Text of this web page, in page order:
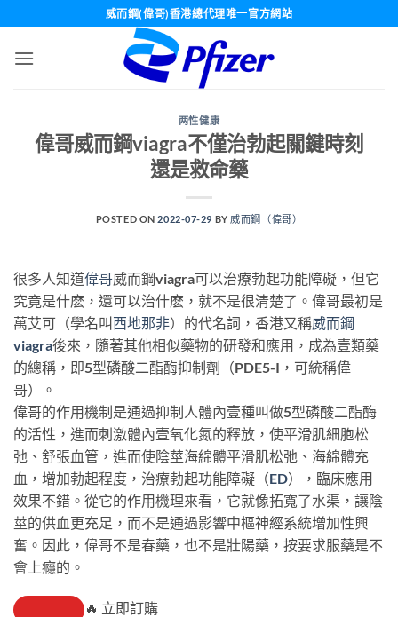
content
威而鋼(偉哥)香港總代理唯一官方網站
两性健康
偉哥威而鋼viagra不僅治勃起關鍵時刻
還是救命藥
POSTED ON2022-07-29 BY 威而鋼（偉哥）
很多人知道偉哥威而鋼viagra可以治療勃起功能障礙，但它
究竟是什麽，還可以治什麽，就不是很清楚了。偉哥最初是
萬艾可（學名叫西地那非）的代名詞，香港又稱威而鋼
viagra後來，隨著其他相似藥物的研發和應用，成為壹類藥
的總稱，即5型磷酸二酯酶抑制劑（PDE5-I，可統稱偉
哥）。
偉哥的作用機制是通過抑制人體內壹種叫做5型磷酸二酯酶
的活性，進而刺激體內壹氧化氮的釋放，使平滑肌細胞松
弛、舒張血管，進而使陰莖海綿體平滑肌松弛、海綿體充
血，增加勃起程度，治療勃起功能障礙（ED），臨床應用
效果不錯。從它的作用機理來看，它就像拓寬了水渠，讓陰
莖的供血更充足，而不是通過影響中樞神經系統增加性興
奮。因此，偉哥不是春藥，也不是壯陽藥，按要求服藥是不
會上癮的。
🔥 立即訂購